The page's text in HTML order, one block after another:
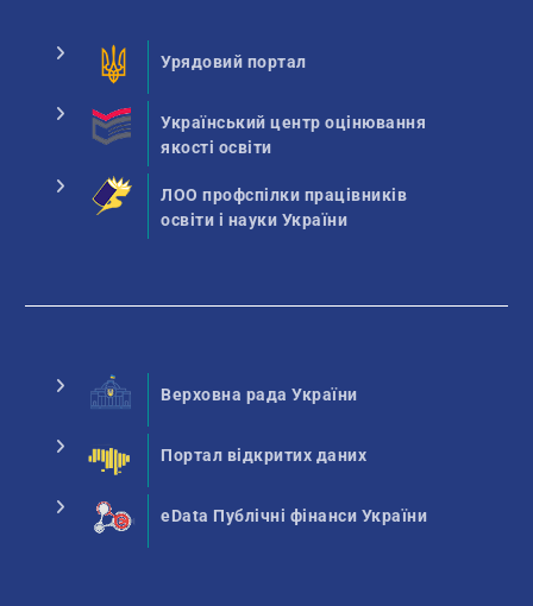
Урядовий портал
Український центр оцінювання
якості освіти
ЛОО профспілки працівників
освіти і науки України
Верховна рада України
Портал відкритих даних
eData Публічні фінанси України